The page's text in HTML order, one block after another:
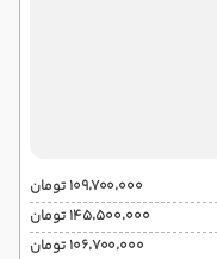
۱۰۹٬۷۰۰٬۰۰۰ تومان
۱۴۵٬۵۰۰٬۰۰۰ تومان
۱۰۶٬۷۰۰٬۰۰۰ تومان